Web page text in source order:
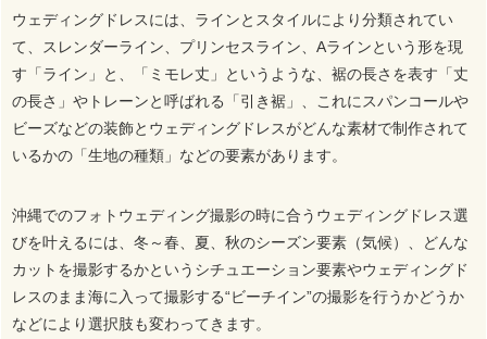
ウェディングドレスには、ラインとスタイルにより分類されてい
て、スレンダーライン、プリンセスライン、Aラインという形を現
す「ライン」と、「ミモレ丈」というような、裾の長さを表す「丈
の長さ」やトレーンと呼ばれる「引き裾」、これにスパンコールや
ビーズなどの装飾とウェディングドレスがどんな素材で制作されて
いるかの「生地の種類」などの要素があります。
沖縄でのフォトウェディング撮影の時に合うウェディングドレス選
びを叶えるには、冬～春、夏、秋のシーズン要素（気候）、どんな
カットを撮影するかというシチュエーション要素やウェディングド
レスのまま海に入って撮影する“ビーチイン”の撮影を行うかどうか
などにより選択肢も変わってきます。